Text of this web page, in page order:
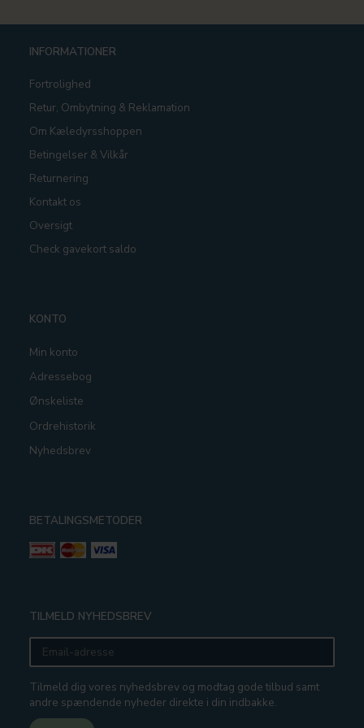
INFORMATIONER
Fortrolighed
Retur, Ombytning & Reklamation
Om Kæledyrsshoppen
Betingelser & Vilkår
Returnering
Kontakt os
Oversigt
Check gavekort saldo
KONTO
Min konto
Adressebog
Ønskeliste
Ordrehistorik
Nyhedsbrev
BETALINGSMETODER
TILMELD NYHEDSBREV
Email-
adresse
Tilmeld dig vores nyhedsbrev og modtag gode tilbud samt
andre spændende nyheder direkte i din indbakke.